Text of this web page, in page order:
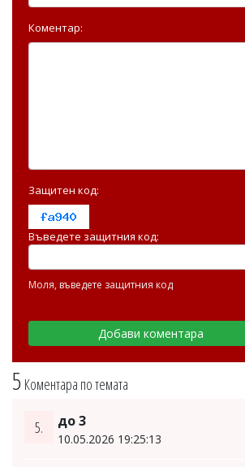
5 Коментара по темата
5. до 3
10.05.2026 19:25:13
Коментар:
Защитен код:
Въведете защитния код:
Моля, въведете защитния код